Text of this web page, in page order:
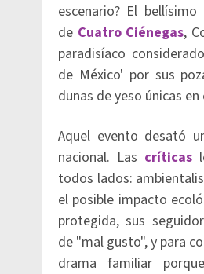
escenario? El
de Cuatro Ciénegas,
paradisíaco
de México' por sus
dunas de yeso únicas
Aquel evento desató
nacional. Las críticas
todos lados:
el posible impacto
protegida, sus
de "mal gusto", y para
drama familiar